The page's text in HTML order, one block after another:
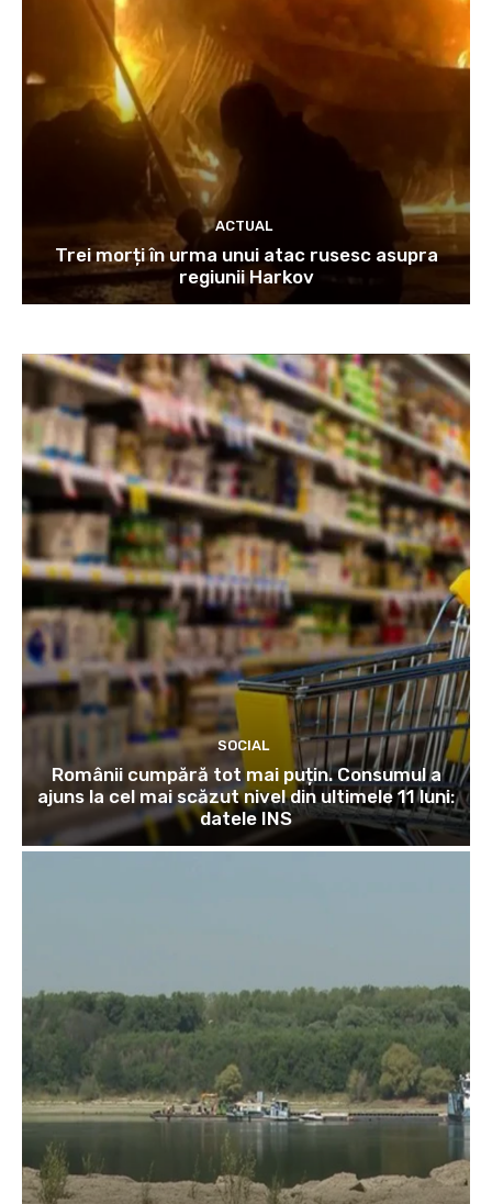
ACTUAL
Trei morți în urma unui atac rusesc asupra
regiunii Harkov
SOCIAL
Românii cumpără tot mai puțin. Consumul a
ajuns la cel mai scăzut nivel din ultimele 11 luni:
datele INS